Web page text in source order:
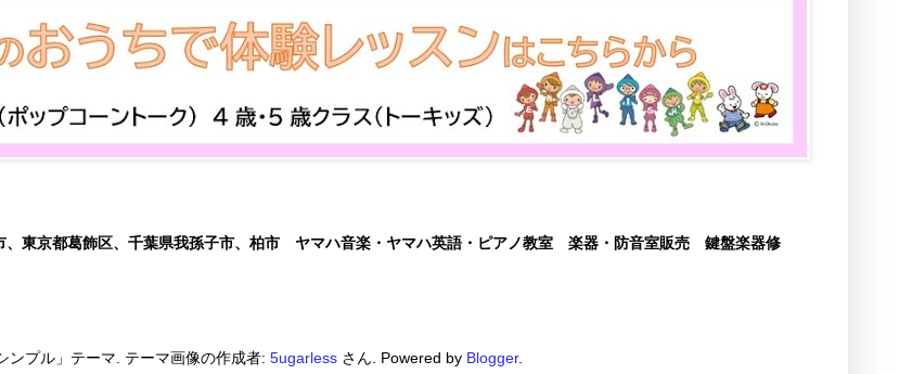
、東京都葛飾区、千葉県我孫子市、柏市 ヤマハ音楽・ヤマハ英語・ピアノ教室 楽器・防音室販売 鍵盤楽器修
ンプル」テーマ. テーマ画像の作成者: 5ugarlessさん. Powered by Blogger.